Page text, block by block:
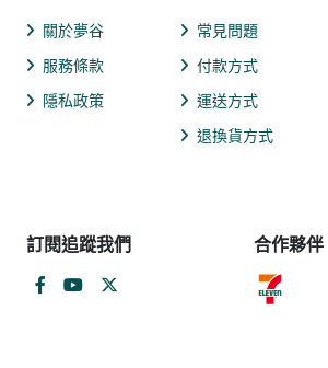
關於夢谷
服務條款
隱私政策
常見問題
付款方式
運送方式
退換貨方式
訂閱追蹤我們 合作夥伴